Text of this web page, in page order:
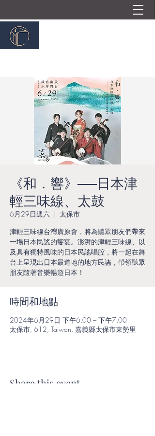
《和．響》──日本津
輕三味線、太鼓
6月29日週六
  |
太保市
津輕三味線台灣廣原會，將為聽眾朋友們帶來
一場日本民謠的饗宴。澎湃的津輕三味線、以
及具有獨特風味的日本民謠唱腔，將一起在舞
台上呈現出日本最道地的地方民謠，帶領聽眾
朋友隨著音樂暢遊日本！
時間和地點
2024年6月29日 下午6:00 – 下午7:00
太保市, 612, Taiwan, 嘉義縣太保市東勢里
Share this event